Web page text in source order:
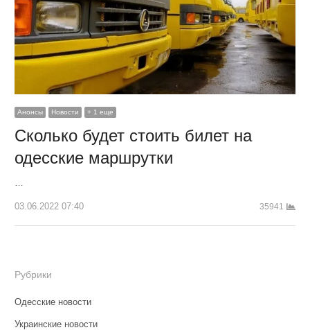
Анонсы Новости + 1 еще
Сколько будет стоить билет на
одесские маршрутки
…
03.06.2022 07:40 35941
Рубрики
Одесские новости
Украинские новости